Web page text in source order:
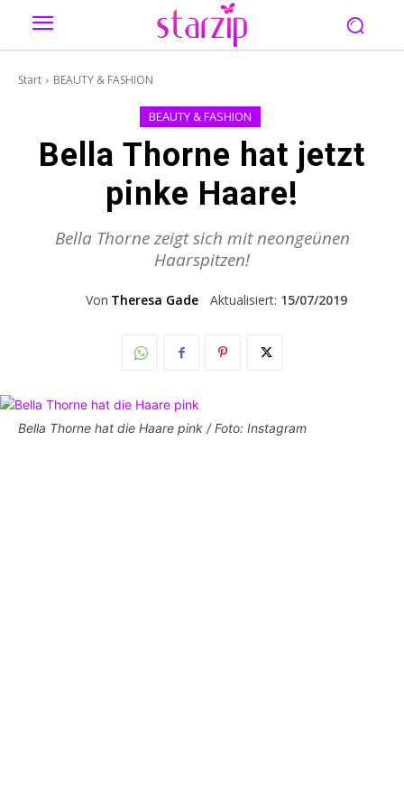
Start BEAUTY & FASHION
BEAUTY & FASHION
Bella Thorne hat jetzt
pinke Haare!
Bella Thorne zeigt sich mit neongeünen
Haarspitzen!
Von Theresa Gade Aktualisiert: 15/07/2019
Bella Thorne hat die Haare pink / Foto: Instagram